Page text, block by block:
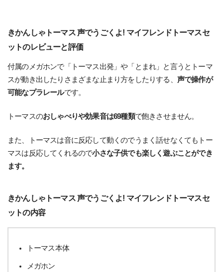
きかんしゃトーマス 声でうごくよ! マイフレンドトーマスセ
ットのレビューと評価
付属のメガホンで「トーマス出発」や「とまれ」と言うとトーマ
スが動き出したりさまざまな止まり方をしたりする、 声で操作が
可能なプラレールです。
トーマスのおしゃべりや効果音は69種類で飽きさせません。
また、トーマスは音に反応して動くのでうまく話せなくてもトー
マスは反応してくれるので小さな子供でも楽しく遊ぶことができ
ます。
きかんしゃトーマス 声でうごくよ! マイフレンドトーマスセ
ットの内容
トーマス本体
メガホン